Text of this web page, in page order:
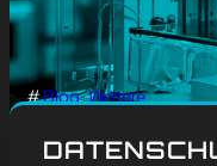
#Blog, Weitere